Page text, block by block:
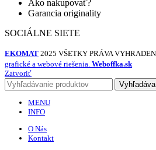
Ako nakupovať?
Garancia originality
SOCIÁLNE SIETE
EKOMAT 2025 VŠETKY PRÁVA
grafické a webové riešenia. Weboffka.sk
Zatvoriť
MENU
INFO
O Nás
Kontakt